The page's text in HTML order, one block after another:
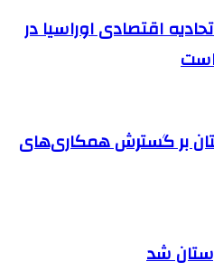
اقتصادی اوراسیا در
بر گسترش همکاری‌های
شد